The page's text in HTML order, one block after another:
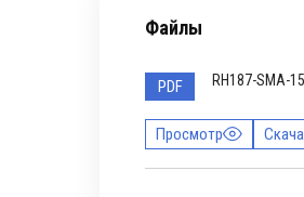
Файлы
PDF RH187-SMA-15
Просмотр